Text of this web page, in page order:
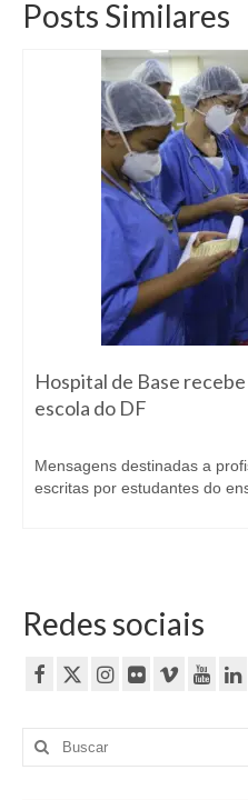
Posts Similares
Hospital de Base
escola do DF
Mensagens destinadas a
escritas por estudantes do
Redes sociais
Buscar
por: